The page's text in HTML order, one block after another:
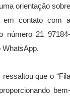
orientação sobre
em contato com a
número 21 97184-
WhatsApp.
que o “Fila
bem-